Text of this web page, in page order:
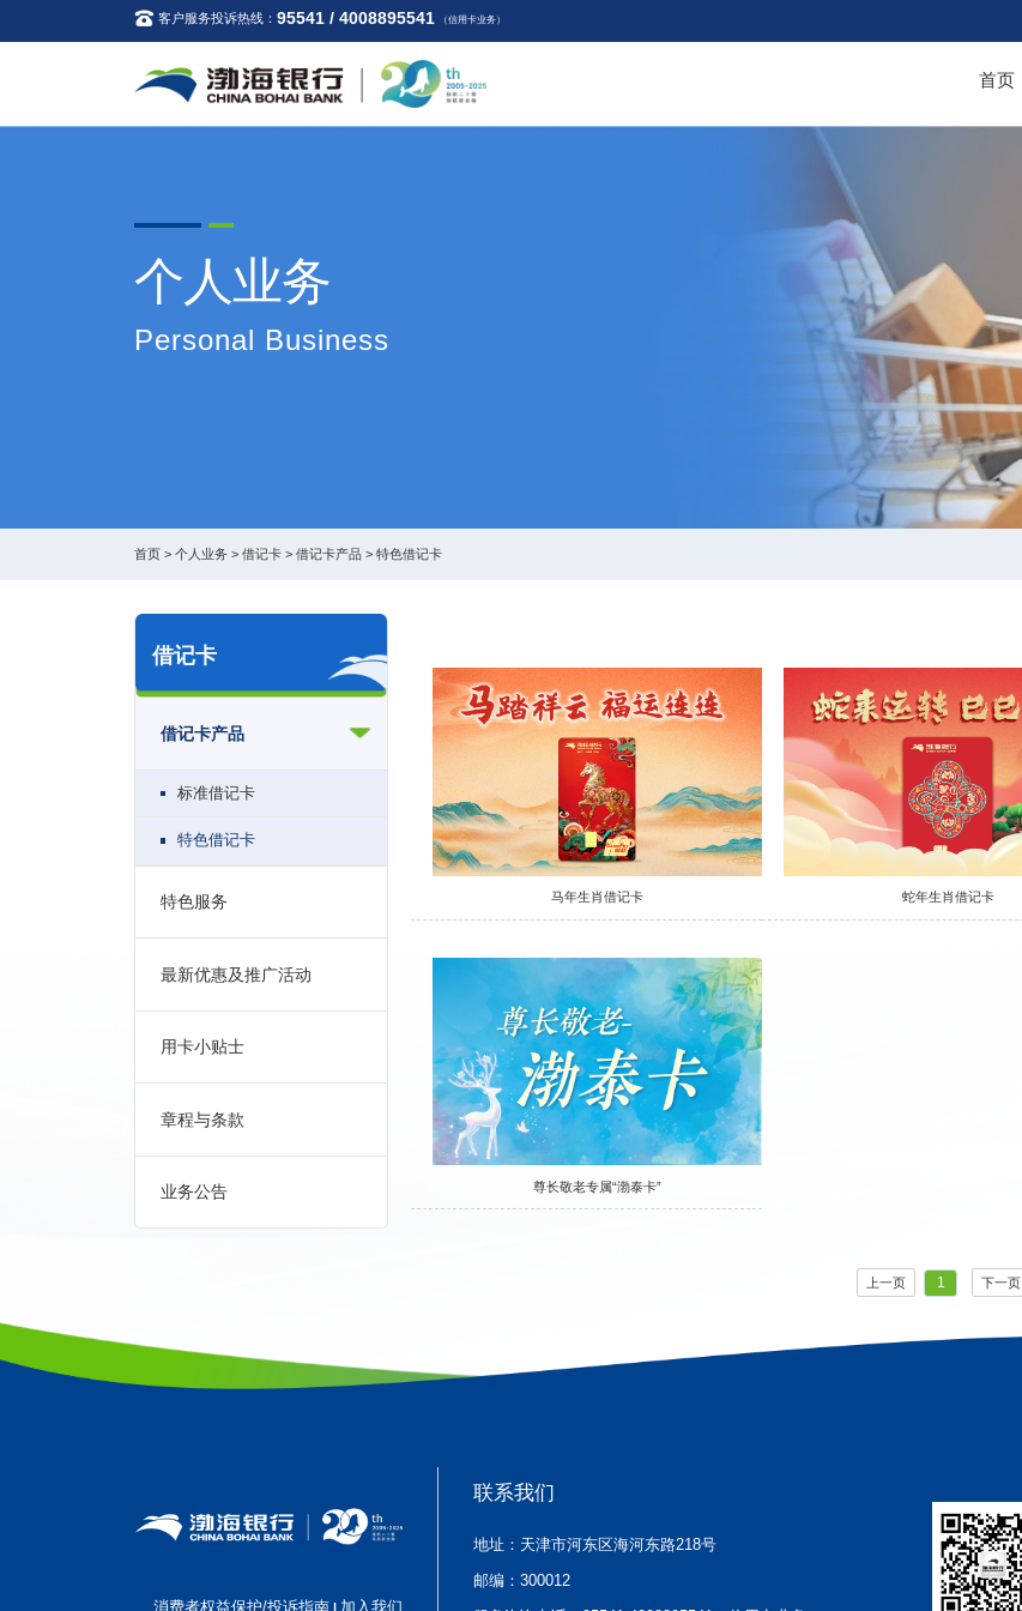
客户服务投诉热线：95541 / 4008895541 （信用卡业务）
首页
个人业务
Personal Business
首页 > 个人业务 > 借记卡 > 借记卡产品 > 特色借记卡
借记卡
借记卡产品
标准借记卡
特色借记卡
特色服务
最新优惠及推广活动
用卡小贴士
章程与条款
业务公告
马年生肖借记卡 蛇年生肖借记卡
尊长敬老专属“渤泰卡”
上一页 1 下一页
消费者权益保护/投诉指南 加入我们
联系我们
地址：天津市河东区海河东路218号
邮编：300012